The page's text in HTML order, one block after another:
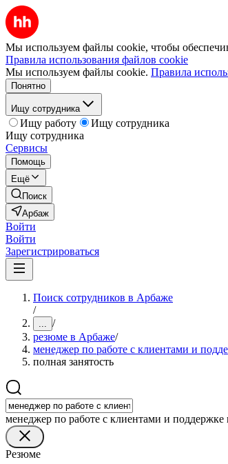
Мы используем файлы cookie, чтобы
Правила использования файлов cookie
Мы используем файлы cookie. Правила
Понятно
Ищу сотрудника
Ищу работу
Ищу сотрудника
Ищу сотрудника
Сервисы
Помощь
Ещё
Поиск
Арбаж
Войти
Войти
Зарегистрироваться
Поиск сотрудников в Арбаже
/
... /
резюме в Арбаже/
менеджер по работе с клиентами и
полная занятость
менеджер по работе с клиентами и поддержке
Резюме